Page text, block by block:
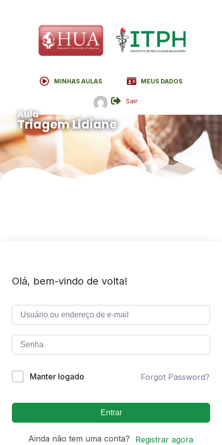
MINHAS AULAS MEUS DADOS
Sair
Aula
Triagem Lidiane
Olá, bem-vindo de volta!
Manter logado Forgot Password?
Entrar
Ainda não tem uma conta? Registrar agora